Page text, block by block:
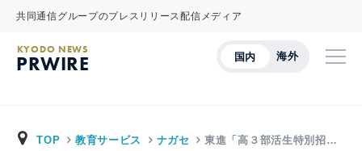
共同通信グループのプレスリリース配信メディア
国内 海外
KYODO NEWS
PRWIRE
TOP 教育サービス ナガセ 東進「高３部活生特別招…